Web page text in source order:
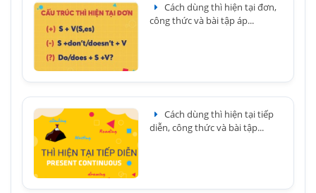
Cách dùng thì hiện tại đơn,
công thức và bài tập áp...
Cách dùng thì hiện tại tiếp
diễn, công thức và bài tập...